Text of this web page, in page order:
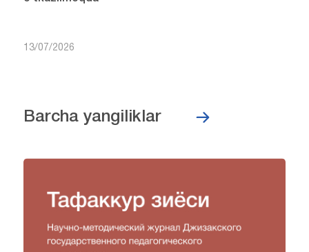
13/07/2026
Barcha yangiliklar